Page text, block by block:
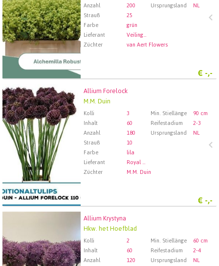
Anzahl
200 Ursprungsland
NL
Strauß
25
Farbe
grün
Lieferant
Veiling Rhein-Maas GmbH & Co. KG
Züchter
van Aert Flowers
€ -,-
Allium Forelock
M.M. Duin
Kolli 3 Min. Stiellänge
90 cm
Inhalt
60 Reifestadium
2-3
Anzahl
180 Ursprungsland
NL
Strauß
10
Farbe
lila
Lieferant
Royal FloraHolland Aalsmeer
Züchter
M.M. Duin
€ -,-
Allium Forelock
Wählen Sie zuerst ein Abfartdatum.
Allium Krystyna
Hkw. het Hoefblad
Kolli 2 Min. Stiellänge
60 cm
Inhalt
60 Reifestadium
2-4
Anzahl
120 Ursprungsland
NL
Wählen Sie zuerst ein Abfartdatum.